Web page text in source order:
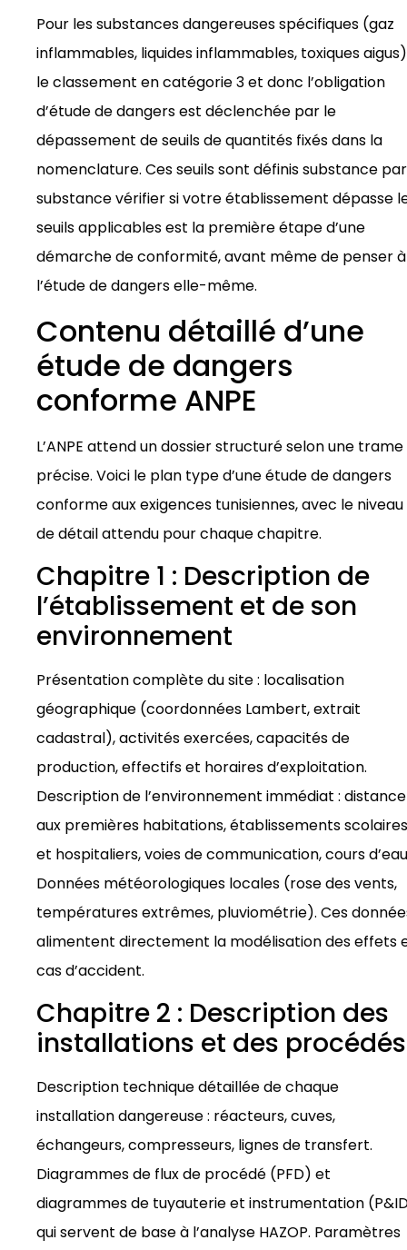
Pour les substances dangereuses spécifiques (gaz
inflammables, liquides inflammables, toxiques
le classement en catégorie 3 et donc l’obligation
d’étude de dangers est déclenchée par le
dépassement de seuils de quantités fixés dans la
nomenclature. Ces seuils sont définis substance par
substance vérifier si votre établissement dépasse
seuils applicables est la première étape d’une
démarche de conformité, avant même de penser à
l’étude de dangers elle-même.
Contenu détaillé d’une
étude de dangers
conforme ANPE
L’ANPE attend un dossier structuré selon une trame
précise. Voici le plan type d’une étude de dangers
conforme aux exigences tunisiennes, avec le niveau
de détail attendu pour chaque chapitre.
Chapitre 1 : Description de
l’établissement et de son
environnement
Présentation complète du site : localisation
géographique (coordonnées Lambert, extrait
cadastral), activités exercées, capacités de
production, effectifs et horaires d’exploitation.
Description de l’environnement immédiat : distance
aux premières habitations, établissements scolaires
et hospitaliers, voies de communication, cours
Données météorologiques locales (rose des vents,
températures extrêmes, pluviométrie). Ces
alimentent directement la modélisation des effets
cas d’accident.
Chapitre 2 : Description des
installations et des procédés
Description technique détaillée de chaque
installation dangereuse : réacteurs, cuves,
échangeurs, compresseurs, lignes de transfert.
Diagrammes de flux de procédé (PFD) et
diagrammes de tuyauterie et instrumentation
qui servent de base à l’analyse HAZOP. Paramètres